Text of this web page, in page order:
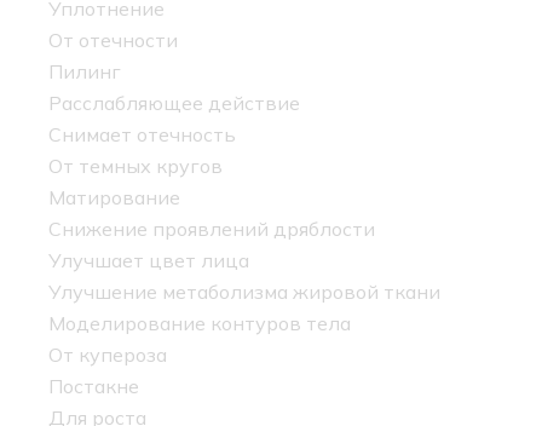
Уплотнение
От отечности
Пилинг
Расслабляющее действие
Снимает отечность
От темных кругов
Матирование
Снижение проявлений дряблости
Улучшает цвет лица
Улучшение метаболизма жировой ткани
Моделирование контуров тела
От купероза
Постакне
Для роста